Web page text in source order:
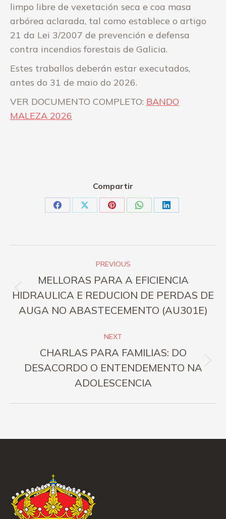
limpo libre de vexetación seca e coa masa
arbórea aclarada, tal como establece o artigo
21 da Lei 3/2007 de prevención e defensa
contra incendios forestais de Galicia.
Estes traballos deberán estar executados,
antes do 31 de maio do 2026.
VER DOCUMENTO COMPLETO: BANDO
MALEZA 2026
Compartir
Share Share Share Share Share
navigation
PREVIOUS
Previous
post:
MELLORAS PARA A EFICIENCIA
HIDRAULICA E REDUCION DE PERDAS DE
AUGA NO ABASTECEMENTO (AU301E)
NEXT
Next
post:
CHARLAS PARA FAMILIAS: DO
DESACORDO O ENTENDEMENTO NA
ADOLESCENCIA